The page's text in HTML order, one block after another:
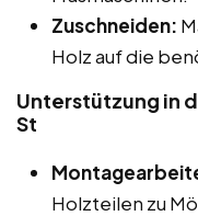
Zuschneiden:
Holz auf die
Unterstützung in
St
Holzteilen zu